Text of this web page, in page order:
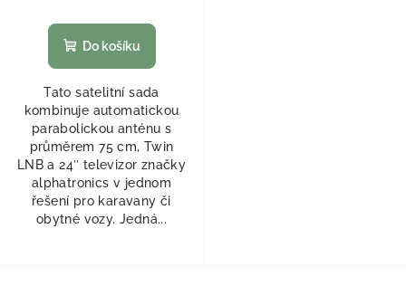
Do košíku
Tato satelitní sada
kombinuje automatickou
parabolickou anténu s
průměrem 75 cm, Twin
LNB a 24″ televizor značky
alphatronics v jednom
řešení pro karavany či
obytné vozy. Jedná...